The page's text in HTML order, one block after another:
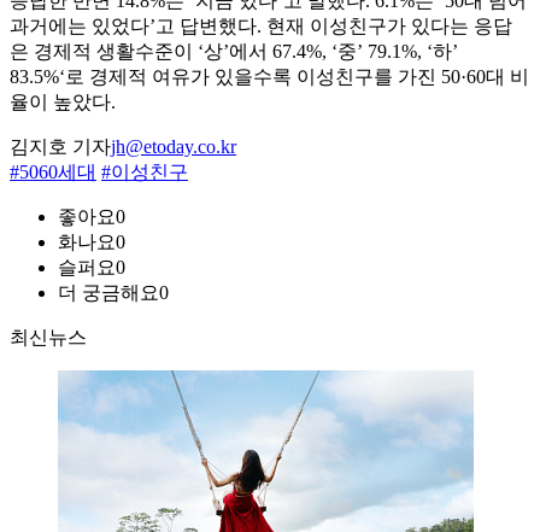
과거에는 있었다’고 답변했다. 현재 이성친구가 있다는 응답
은 경제적 생활수준이 ‘상’에서 67.4%, ‘중’ 79.1%, ‘하’
83.5%‘로 경제적 여유가 있을수록 이성친구를 가진 50·60대 비
율이 높았다.
김지호 기자jh@etoday.co.kr
#5060세대 #이성친구
좋아요0
화나요0
슬퍼요0
더 궁금해요0
최신뉴스